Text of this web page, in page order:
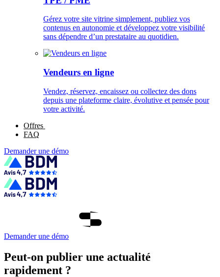
Gérez votre site vitrine simplement, publiez vos
contenus en autonomie et développez votre visibilité
sans dépendre d’un prestataire au quotidien.
Vendeurs en ligne
Vendez, réservez, encaissez ou collectez des dons
depuis une plateforme claire, évolutive et pensée pour
votre activité.
Offres
FAQ
Demander une démo
Demander une démo
Peut-on publier une actualité
rapidement ?